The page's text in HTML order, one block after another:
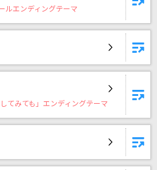
をもっと楽しもう！
カラオケ歌い放題！
と一緒に！練習にも！
ルエンディングテーマ
てみても」エンディングテーマ